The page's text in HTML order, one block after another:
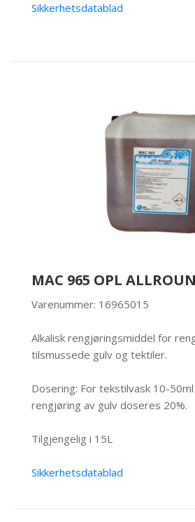
Sikkerhetsdatablad
MAC 965 OPL
Varenummer: 16965015
Alkalisk rengjøringsmiddel for
tilsmussede gulv og tektiler.
Dosering: For tekstilvask 10-
rengjøring av gulv doseres 20%.
Tilgjengelig i 15L
Sikkerhetsdatablad